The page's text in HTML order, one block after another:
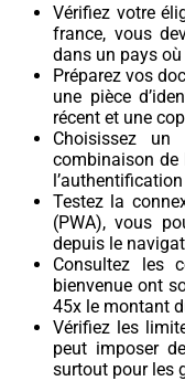
Vérifiez votre
france, vous
dans un pays
Préparez vos
une pièce
récent et une
Choisissez
combinaison de
Testez la
(PWA), vous
depuis le
Consultez les
bienvenue ont
45x le montant
Vérifiez les
peut imposer
surtout pour les